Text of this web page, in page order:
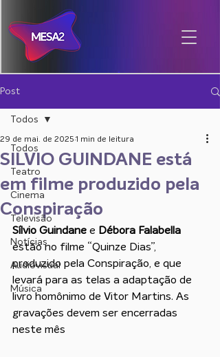
Post
Todos
Teatro
Cinema
Televisão
Notícias
Audiovisual
Música
Todos
SILVIO GUINDANE está
em filme produzido pela
Conspiração
29 de mai. de 2025 1 min de leitura
Sílvio Guindane e Débora Falabella
estão no filme “Quinze Dias”,
produzido pela Conspiração, e que
levará para as telas a adaptação de
livro homônimo de Vitor Martins. As
gravações devem ser encerradas
neste mês